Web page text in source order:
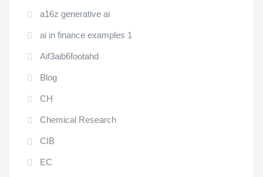
a16z generative ai
ai in finance examples 1
Aif3aib6footahd
Blog
CH
Chemical Research
CIB
EC